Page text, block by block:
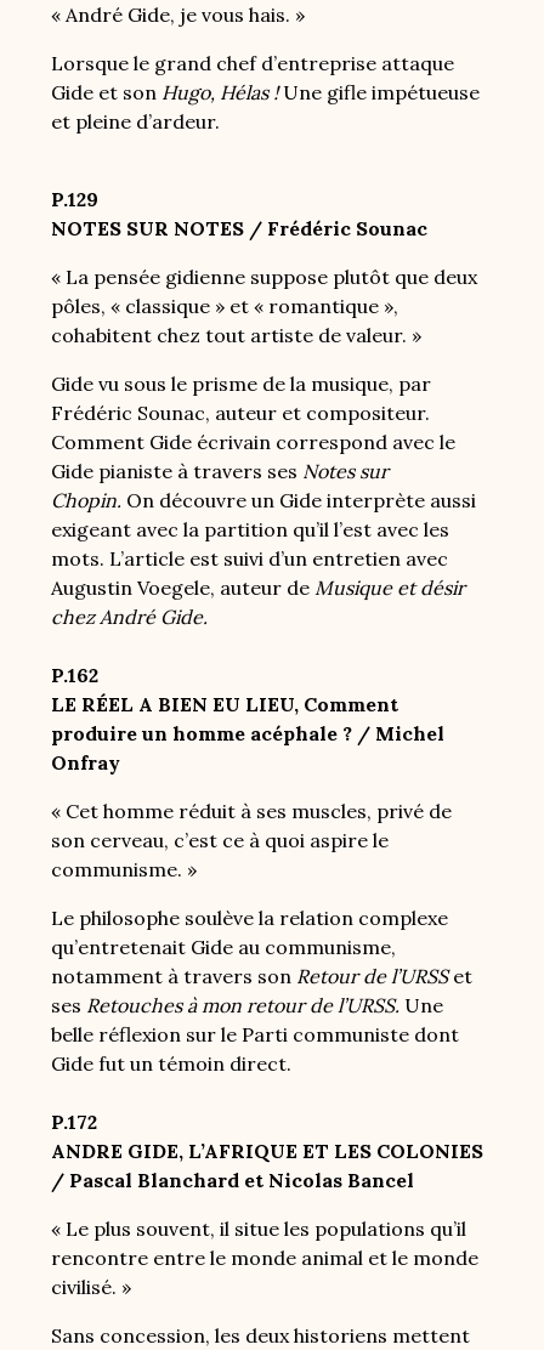
« André Gide, je vous hais. »
Lorsque le grand chef d’entreprise attaque
Gide et son Hugo, Hélas !Une gifle impétueuse
et pleine d’ardeur.
P.129
NOTES SUR NOTES / Frédéric Sounac
« La pensée gidienne suppose plutôt que deux
pôles, « classique » et « romantique »,
cohabitent chez tout artiste de valeur. »
Gide vu sous le prisme de la musique, par
Frédéric Sounac, auteur et compositeur.
Comment Gide écrivain correspond avec le
Gide pianiste à travers ses Notes sur
Chopin. On découvre un Gide interprète aussi
exigeant avec la partition qu’il l’est avec les
mots. L’article est suivi d’un entretien avec
Augustin Voegele, auteur de Musique et désir
chez André Gide.
P.162
LE RÉEL A BIEN EU LIEU, Comment
produire un homme acéphale ? / Michel
Onfray
« Cet homme réduit à ses muscles, privé de
son cerveau, c’est ce à quoi aspire le
communisme. »
Le philosophe soulève la relation complexe
qu’entretenait Gide au communisme,
notamment à travers son Retour de l’URSSet
ses Retouches à mon retour de l’URSS. Une
belle réflexion sur le Parti communiste dont
Gide fut un témoin direct.
P.172
ANDRE GIDE, L’AFRIQUE ET LES COLONIES
/ Pascal Blanchard et Nicolas Bancel
« Le plus souvent, il situe les populations qu’il
rencontre entre le monde animal et le monde
civilisé. »
Sans concession, les deux historiens mettent